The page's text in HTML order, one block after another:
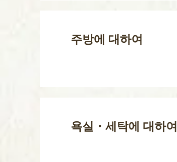
주방에 대하여
욕실・세탁에 대하여